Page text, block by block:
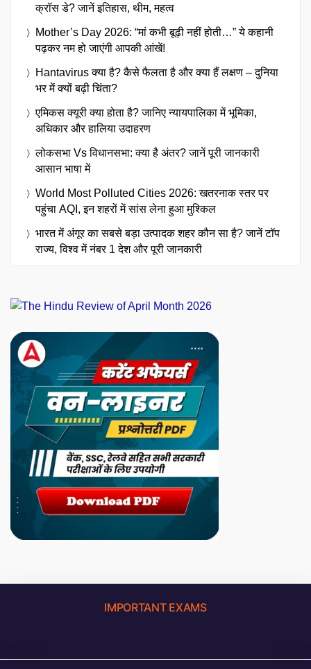
क्रॉस डे? जानें इतिहास, थीम, महत्व
Mother’s Day 2026: “मां कभी बूढ़ी नहीं होती…” ये कहानी
पढ़कर नम हो जाएंगी आपकी आंखें!
Hantavirus क्या है? कैसे फैलता है और क्या हैं लक्षण – दुनिया
भर में क्यों बढ़ी चिंता?
एमिकस क्यूरी क्या होता है? जानिए न्यायपालिका में भूमिका,
अधिकार और हालिया उदाहरण
लोकसभा Vs विधानसभा: क्या है अंतर? जानें पूरी जानकारी
आसान भाषा में
World Most Polluted Cities 2026: खतरनाक स्तर पर
पहुंचा AQI, इन शहरों में सांस लेना हुआ मुश्किल
भारत में अंगूर का सबसे बड़ा उत्पादक शहर कौन सा है? जानें टॉप
राज्य, विश्व में नंबर 1 देश और पूरी जानकारी
IMPORTANT EXAMS